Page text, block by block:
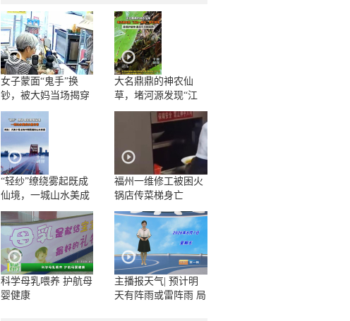
女子蒙面“鬼手”换
钞，被大妈当场揭穿
大名鼎鼎的神农仙
草，堵河源发现“江
边一碗水”野生群落
“轻纱”缭绕雾起既成
仙境，一城山水美成
水墨长卷
福州一维修工被困火
锅店传菜梯身亡
科学母乳喂养 护航母
婴健康
主播报天气| 预计明
天有阵雨或雷阵雨 局